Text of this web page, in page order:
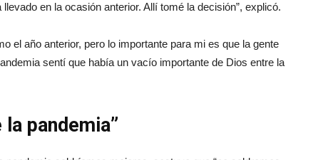
en la ocasión anterior. Allí tomé la decisión”, explicó.
el año anterior, pero lo importante para mi es que la gente
sentí que había un vacío importante de Dios entre la
pandemia”